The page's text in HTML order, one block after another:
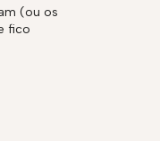
(ou os
fico